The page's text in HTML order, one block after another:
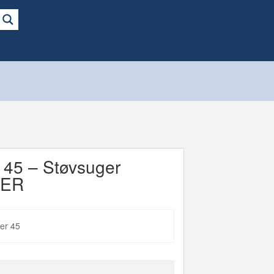
– Støvsuger
45